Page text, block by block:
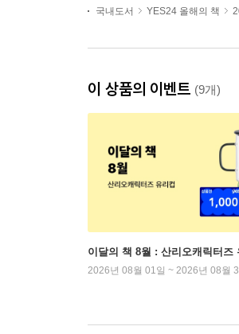
국내도서 YES24 올해의 책
이 상품의 이벤트 (9개)
이달의 책 8월 : 산리오캐릭터즈
2026년 08월 01일 ~ 2026년 08월